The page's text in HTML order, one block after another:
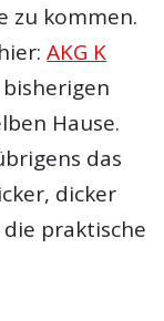
zu kommen.
AKG K
Hause.
das
dicker
praktische